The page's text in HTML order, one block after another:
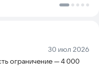
Дата:
30 июл 2026
ограничение — 4 000